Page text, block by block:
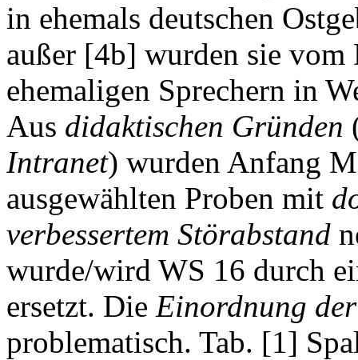
in ehemals deutschen
außer [4b] wurden sie
ehemaligen Sprechern in
Aus didaktischen Gründen
Intranet) wurden Anfang
ausgewählten Proben mit
verbessertem Störabstand
wurde/wird WS 16 durch
ersetzt. Die Einordnung
problematisch. Tab. [1]